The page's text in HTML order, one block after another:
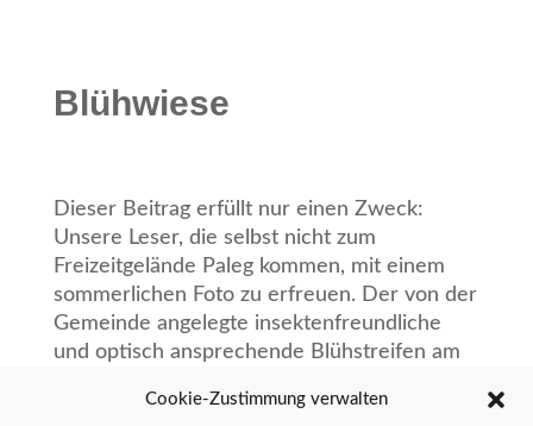
Cookie-Zustimmung verwalten
Blühwiese
Dieser Beitrag erfüllt nur einen Zweck:
Unsere Leser, die selbst nicht zum
Freizeitgelände Paleg kommen, mit einem
sommerlichen Foto zu erfreuen. Der von der
Gemeinde angelegte insektenfreundliche
und optisch ansprechende Blühstreifen am
präsentiert sich in diesem Jahr wieder in